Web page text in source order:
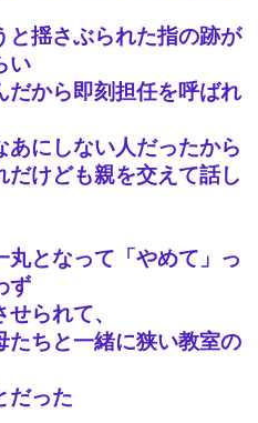
と揺さぶられた指の跡が
い
だから即刻担任を呼ばれ
にしない人だったから
けども親を交えて話し
となって「やめて」っ
ず
られて、
たちと一緒に狭い教室の
だった